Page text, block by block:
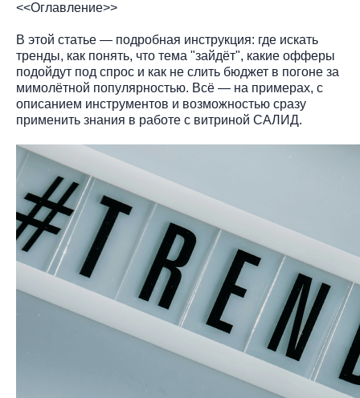
<<Оглавление>>
В этой статье — подробная инструкция: где искать
тренды, как понять, что тема "зайдёт", какие офферы
подойдут под спрос и как не слить бюджет в погоне за
мимолётной популярностью. Всё — на примерах, с
описанием инструментов и возможностью сразу
применить знания в работе с витриной САЛИД.